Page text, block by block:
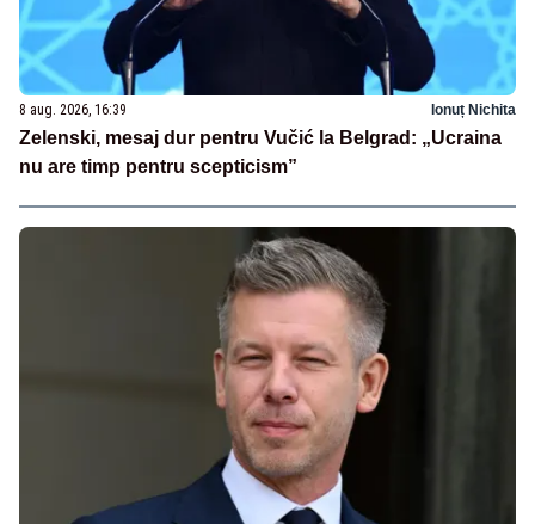
8 aug. 2026, 16:39 Ionuț Nichita
Zelenski, mesaj dur pentru Vučić la Belgrad: „Ucraina
nu are timp pentru scepticism”